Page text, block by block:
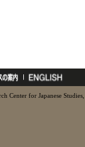
Center for Japanese